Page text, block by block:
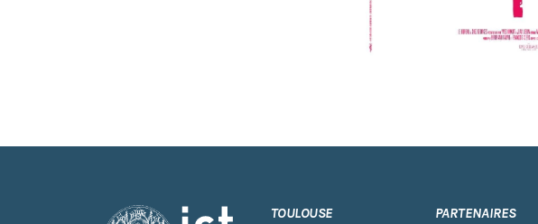
TOULOUSE PARTENAIRES